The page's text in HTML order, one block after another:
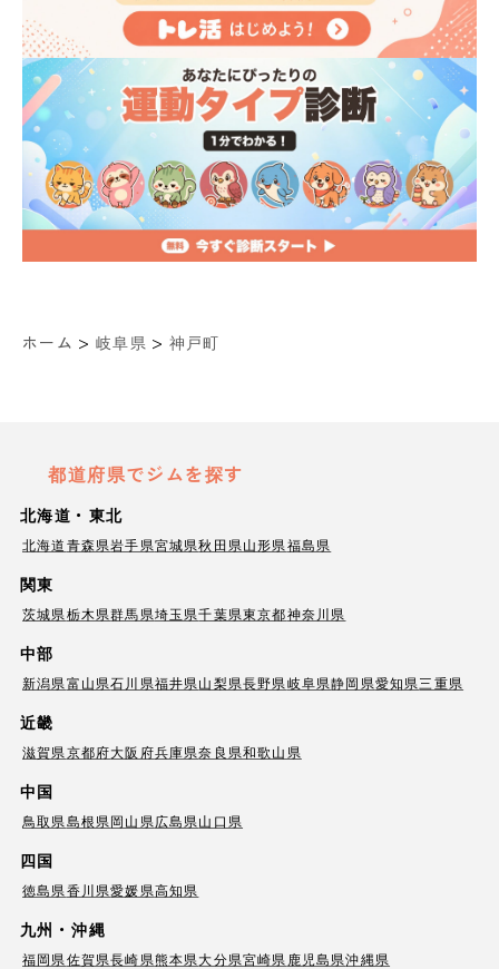
ホーム > 岐阜県 > 神戸町
都道府県でジムを探す
北海道・東北
北海道青森県岩手県宮城県秋田県山形県福島県
関東
茨城県栃木県群馬県埼玉県千葉県東京都神奈川県
中部
新潟県富山県石川県福井県山梨県長野県岐阜県静岡県愛知県三重県
近畿
滋賀県京都府大阪府兵庫県奈良県和歌山県
中国
鳥取県島根県岡山県広島県山口県
四国
徳島県香川県愛媛県高知県
九州・沖縄
福岡県佐賀県長崎県熊本県大分県宮崎県 鹿児島県沖縄県